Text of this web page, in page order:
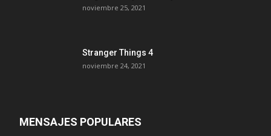
noviembre 25, 2021
Stranger Things 4
noviembre 24, 2021
MENSAJES POPULARES